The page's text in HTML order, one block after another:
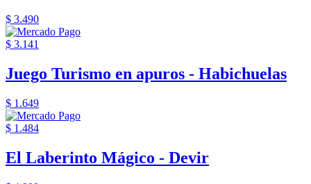
$ 3.490
$ 3.141
Juego Turismo en apuros - Habichuelas
$ 1.649
$ 1.484
El Laberinto Mágico - Devir